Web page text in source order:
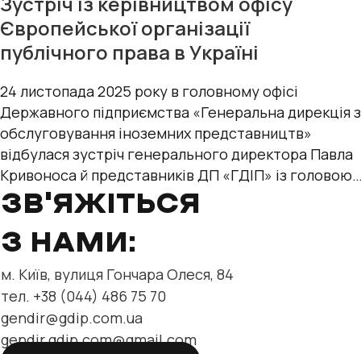
Європейської організації
публічного права в Україні
24 листопада 2025 року в головному офісі
Державного підприємства «Генеральна дирекція з
обслуговування іноземних представництв»
відбулася зустріч генерального директора Павла
Кривоноса й представників ДП «ГДІП» із головою
офісу Європейської організації
ЗВ'ЯЖІТЬСЯ
З НАМИ:
м. Київ, вулиця Гончара Олеся, 84
тел. +38 (044) 486 75 70
gendir@gdip.com.ua
gendir.gdip.com@gmail.com